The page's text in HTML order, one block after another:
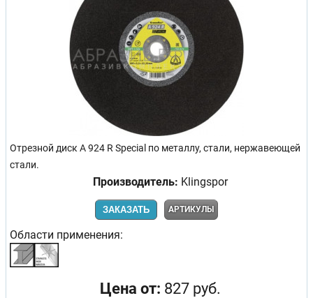
Отрезной диск A 924 R Special по металлу, стали, нержавеющей
стали.
Производитель: Klingspor
ЗАКАЗАТЬ АРТИКУЛЫ
Области применения:
Цена от: 827 руб.